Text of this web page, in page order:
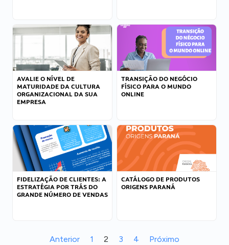
AVALIE O NÍVEL DE
MATURIDADE DA CULTURA
ORGANIZACIONAL DA SUA
EMPRESA
TRANSIÇÃO DO NEGÓCIO
FÍSICO PARA O MUNDO
ONLINE
FIDELIZAÇÃO DE CLIENTES: A
ESTRATÉGIA POR TRÁS DO
GRANDE NÚMERO DE VENDAS
CATÁLOGO DE PRODUTOS
ORIGENS PARANÁ
Anterior 1 2 3 4 Próximo